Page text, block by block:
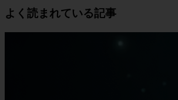
よく読まれている記事